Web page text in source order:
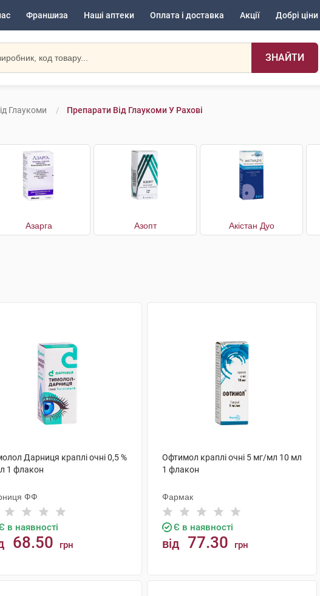
Франшиза Наші аптеки Оплата і доставка Акції Добрі ціни
ЗНАЙТИ
Глаукоми Препарати Від Глаукоми У Рахові
Азарга Азопт Акістан Дуо
Дарниця краплі очні 0,5 %
1 флакон
ФФ
в наявності
68.50 грн
Офтимол краплі очні 5 мг/мл 10 мл
1 флакон
Фармак
Є в наявності
від 77.30 грн